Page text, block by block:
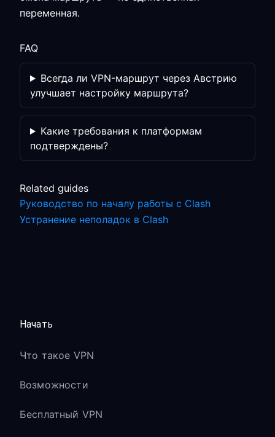
переменная.
FAQ
Всегда ли VPN-маршрут через Австрию
улучшает настройку маршрута?
Какие требования к платформам
подтверждены?
Related guides
Руководство по началу работы с Clash
Устранение неполадок в Clash
Начать
Что такое VPN
Возможности
Бесплатный VPN